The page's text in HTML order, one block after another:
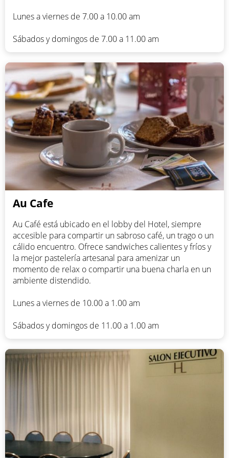
Lunes a viernes de 7.00 a 10.00 am
Sábados y domingos de 7.00 a 11.00 am
Au Cafe
Au Café está ubicado en el lobby del Hotel, siempre
accesible para compartir un sabroso café, un trago o un
cálido encuentro. Ofrece sandwiches calientes y fríos y
la mejor pastelería artesanal para amenizar un
momento de relax o compartir una buena charla en un
ambiente distendido.
Lunes a viernes de 10.00 a 1.00 am
Sábados y domingos de 11.00 a 1.00 am